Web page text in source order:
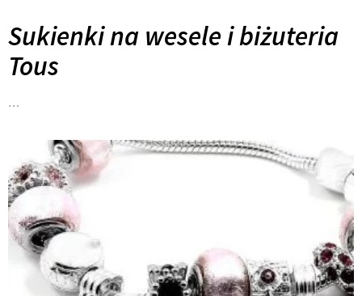
Sukienki na wesele i biżuteria
Tous
…